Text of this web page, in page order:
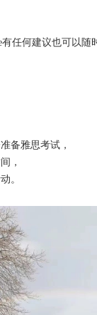
有任何建议也可以
备雅思考试，
，
。